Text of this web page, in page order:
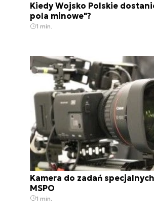
Kiedy Wojsko Polskie
pola minowe"?
1 min.
Kamera do zadań
MSPO
1 min.